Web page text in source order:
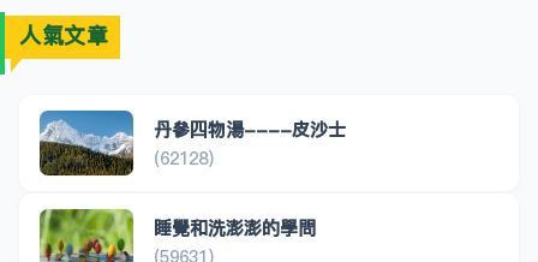
人氣文章
丹參四物湯----皮沙士
(62128)
睡覺和洗澎澎的學問
(59631)